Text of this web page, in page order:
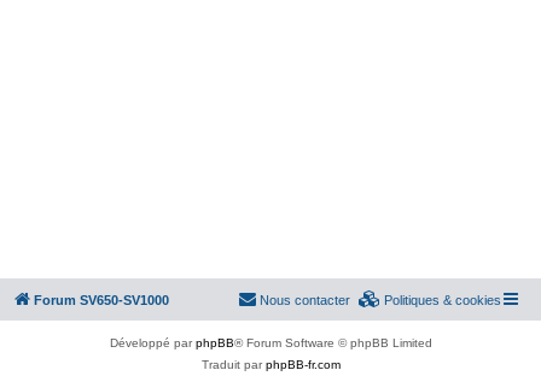
Forum SV650-SV1000 Politiques & cookies
Nous contacter
Développé parphpBB® Forum Software © phpBB Limited
Traduit parphpBB-fr.com